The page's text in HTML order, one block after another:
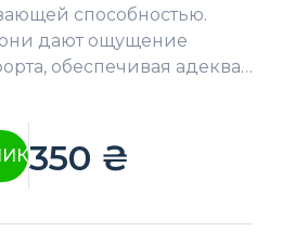
способностью.
дают ощущение
обеспечивая адеква…
350 ₴